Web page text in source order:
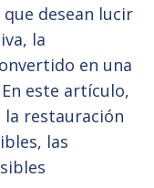
desean lucir
la
en una
este artículo,
la restauración
las